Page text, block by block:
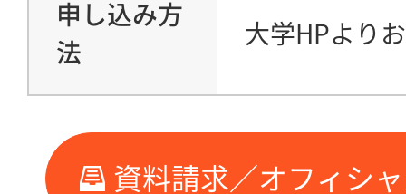
申し込み方
法
大学HPより
資料請求／オフィシ